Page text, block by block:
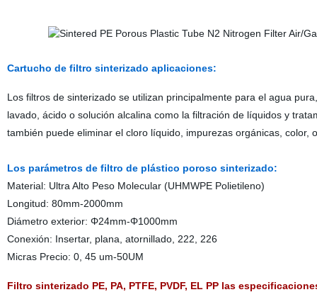
Cartucho de filtro sinterizado aplicaciones:
Los filtros de sinterizado se utilizan principalmente para el agua
lavado, ácido o solución alcalina como la filtración de líquidos y
también puede eliminar el cloro líquido, impurezas orgánicas, color,
Los parámetros de filtro de plástico poroso sinterizado:
Material: Ultra Alto Peso Molecular (UHMWPE Polietileno)
Longitud: 80mm-2000mm
Diámetro exterior: Φ24mm-Φ1000mm
Conexión: Insertar, plana, atornillado, 222, 226
Micras Precio: 0, 45 um-50UM
Filtro sinterizado PE, PA, PTFE, PVDF, EL PP las